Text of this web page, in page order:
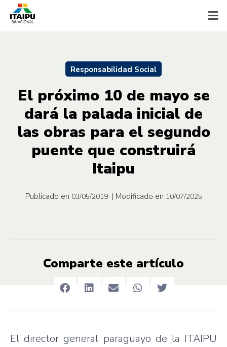
Responsabilidad Social
El próximo 10 de mayo se
dará la palada inicial de
las obras para el segundo
puente que construirá
Itaipu
Publicado en 03/05/2019 | Modificado en 10/07/2025
Comparte este artículo
El director general paraguayo de la ITAIPU